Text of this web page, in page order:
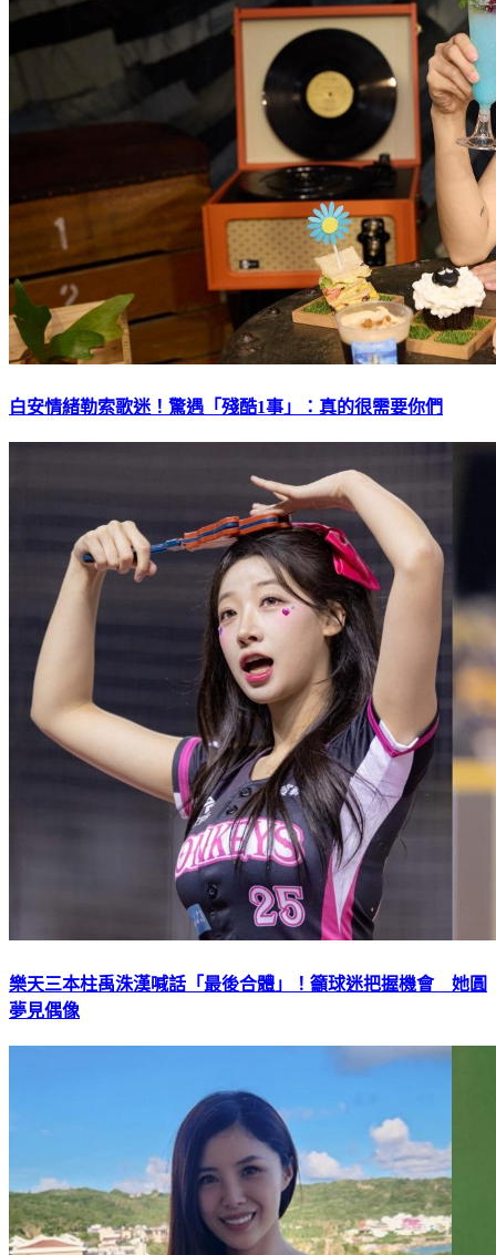
白安情緒勒索歌迷！驚遇「殘酷1事」：真的很需要你們
樂天三本柱禹洙漢喊話「最後合體」！籲球迷把握機會 她圓
夢見偶像